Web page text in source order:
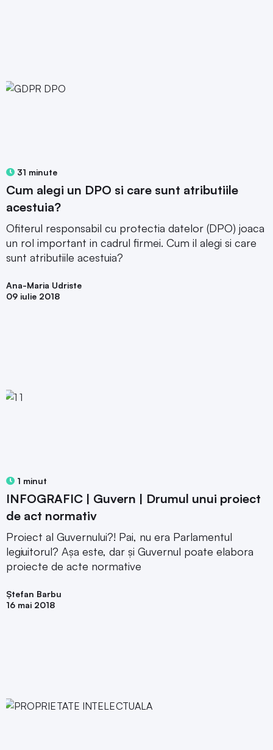
31 minute
Cum alegi un DPO si care sunt atributiile
acestuia?
Ofiterul responsabil cu protectia datelor (DPO) joaca
un rol important in cadrul firmei. Cum il alegi si care
sunt atributiile acestuia?
Ana-Maria Udriste
09 iulie 2018
1 minut
INFOGRAFIC | Guvern | Drumul unui proiect
de act normativ
Proiect al Guvernului?! Pai, nu era Parlamentul
legiuitorul? Așa este, dar și Guvernul poate elabora
proiecte de acte normative
Ștefan Barbu
16 mai 2018